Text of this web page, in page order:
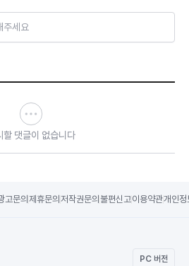
주세요
할 댓글이 없습니다
고문의 제휴문의 저작권문의 불편신고이용약관개인정
PC 버전